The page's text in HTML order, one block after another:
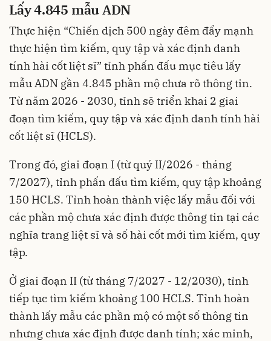
Lấy 4.845 mẫu ADN
Thực hiện “Chiến dịch 500 ngày đêm đẩy mạnh
thực hiện tìm kiếm, quy tập và xác định danh
tính hài cốt liệt sĩ” tỉnh phấn đấu mục tiêu lấy
mẫu ADN gần 4.845 phần mộ chưa rõ thông tin.
Từ năm 2026 - 2030, tỉnh sẽ triển khai 2 giai
đoạn tìm kiếm, quy tập và xác định danh tính hài
cốt liệt sĩ (HCLS).
Trong đó, giai đoạn I (từ quý II/2026 - tháng
7/2027), tỉnh phấn đấu tìm kiếm, quy tập khoảng
150 HCLS. Tỉnh hoàn thành việc lấy mẫu đối với
các phần mộ chưa xác định được thông tin tại các
nghĩa trang liệt sĩ và số hài cốt mới tìm kiếm, quy
tập.
Ở giai đoạn II (từ tháng 7/2027 - 12/2030), tỉnh
tiếp tục tìm kiếm khoảng 100 HCLS. Tỉnh hoàn
thành lấy mẫu các phần mộ có một số thông tin
nhưng chưa xác định được danh tính; xác minh,